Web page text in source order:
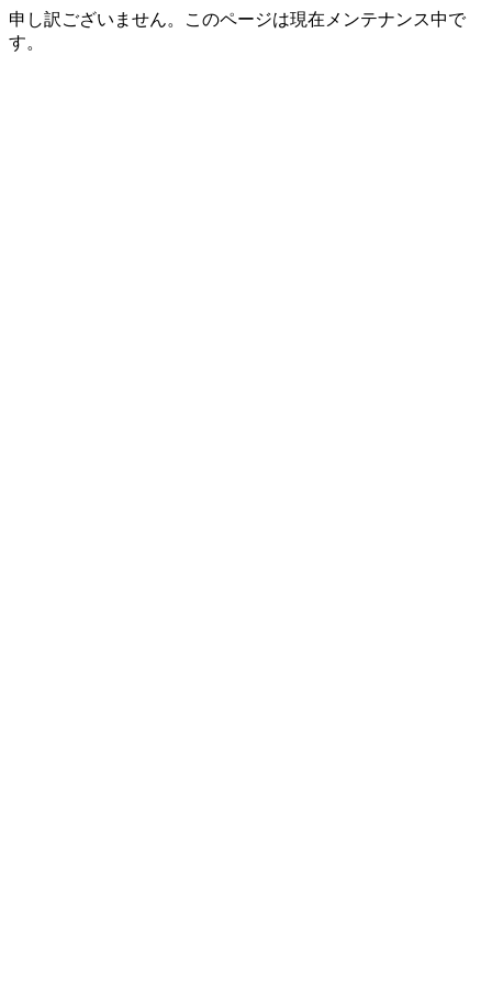
申し訳ございません。このページは現在メンテナンス中で
す。